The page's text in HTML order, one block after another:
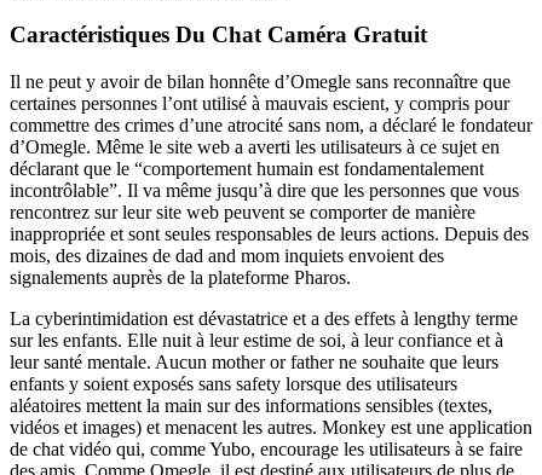
Caractéristiques Du Chat Caméra Gratuit
Il ne peut y avoir de bilan honnête d’Omegle sans reconnaître que
certaines personnes l’ont utilisé à mauvais escient, y compris pour
commettre des crimes d’une atrocité sans nom, a déclaré le fondateur
d’Omegle. Même le site web a averti les utilisateurs à ce sujet en
déclarant que le “comportement humain est fondamentalement
incontrôlable”. Il va même jusqu’à dire que les personnes que vous
rencontrez sur leur site web peuvent se comporter de manière
inappropriée et sont seules responsables de leurs actions. Depuis des
mois, des dizaines de dad and mom inquiets envoient des
signalements auprès de la plateforme Pharos.
La cyberintimidation est dévastatrice et a des effets à lengthy terme
sur les enfants. Elle nuit à leur estime de soi, à leur confiance et à
leur santé mentale. Aucun mother or father ne souhaite que leurs
enfants y soient exposés sans safety lorsque des utilisateurs
aléatoires mettent la main sur des informations sensibles (textes,
vidéos et images) et menacent les autres. Monkey est une application
de chat vidéo qui, comme Yubo, encourage les utilisateurs à se faire